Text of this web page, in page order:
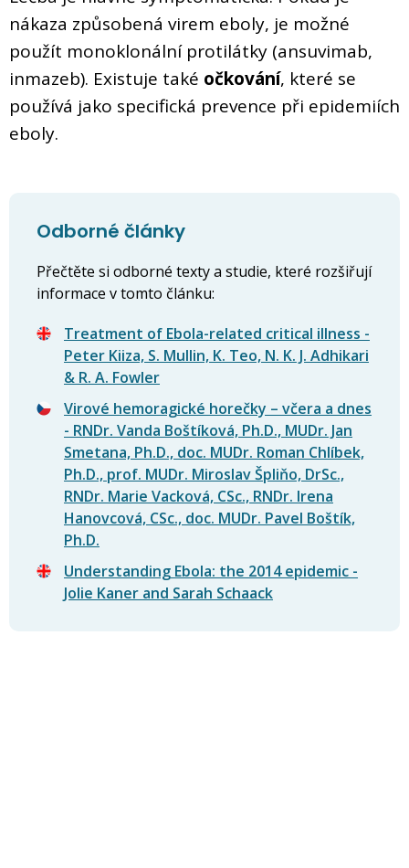
nákaza způsobená virem eboly, je možné
použít monoklonální protilátky (ansuvimab,
inmazeb). Existuje také očkování, které se
používá jako specifická prevence při epidemiích
eboly.
Odborné články
Přečtěte si odborné texty a studie, které rozšiřují
informace v tomto článku:
Treatment of Ebola-related critical illness -
Peter Kiiza, S. Mullin, K. Teo, N. K. J. Adhikari
& R. A. Fowler
Virové hemoragické horečky – včera a dnes
- RNDr. Vanda Boštíková, Ph.D., MUDr. Jan
Smetana, Ph.D., doc. MUDr. Roman Chlíbek,
Ph.D., prof. MUDr. Miroslav Špliňo, DrSc.,
RNDr. Marie Vacková, CSc., RNDr. Irena
Hanovcová, CSc., doc. MUDr. Pavel Boštík,
Ph.D.
Understanding Ebola: the 2014 epidemic -
Jolie Kaner and Sarah Schaack